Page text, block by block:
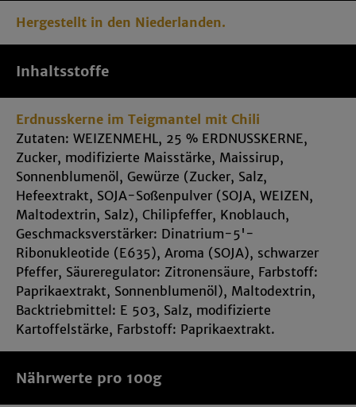
Hergestellt in den Niederlanden.
Inhaltsstoffe
Erdnusskerne im Teigmantel mit Chili
Zutaten: WEIZENMEHL, 25 % ERDNUSSKERNE,
Zucker, modifizierte Maisstärke, Maissirup,
Sonnenblumenöl, Gewürze (Zucker, Salz,
Hefeextrakt, SOJA-Soßenpulver (SOJA, WEIZEN,
Maltodextrin, Salz), Chilipfeffer, Knoblauch,
Geschmacksverstärker: Dinatrium-5'-
Ribonukleotide (E635), Aroma (SOJA), schwarzer
Pfeffer, Säureregulator: Zitronensäure, Farbstoff:
Paprikaextrakt, Sonnenblumenöl), Maltodextrin,
Backtriebmittel: E 503, Salz, modifizierte
Kartoffelstärke, Farbstoff: Paprikaextrakt.
Nährwerte pro 100g